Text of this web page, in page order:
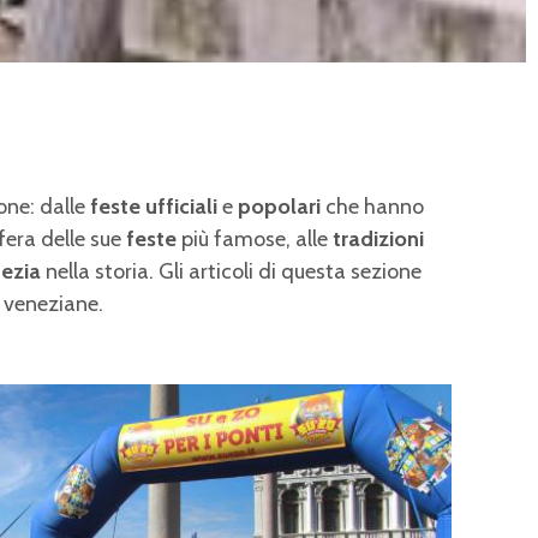
dallefeste ufficialie popolariche hanno
delle suefestepiù famose, alletradizioni
nella storia. Gli articoli di questa sezione